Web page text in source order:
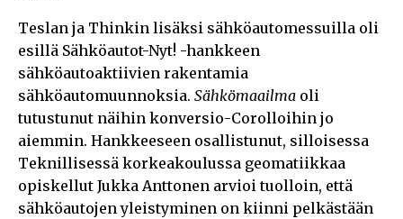
Teslan ja Thinkin lisäksi sähköautomessuilla oli
esillä Sähköautot-Nyt! -hankkeen
sähköautoaktiivien rakentamia
sähköautomuunnoksia. Sähkömaailma oli
tutustunut näihin konversio-Corolloihin jo
aiemmin. Hankkeeseen osallistunut, silloisessa
Teknillisessä korkeakoulussa geomatiikkaa
opiskellut Jukka Anttonen arvioi tuolloin, että
sähköautojen yleistyminen on kiinni pelkästään